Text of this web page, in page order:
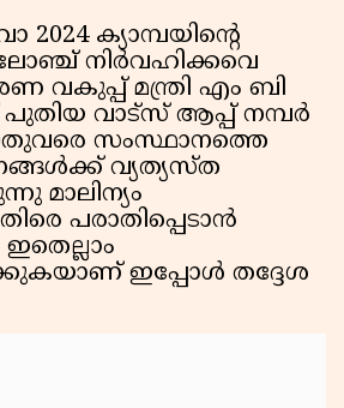
2024 ക്യാമ്പയിന്റെ
നിര്‍വഹിക്കവെ
വകുപ്പ് മന്ത്രി എം ബി
വാട്സ് ആപ്പ് നമ്പര്‍
ഇതുവരെ സംസ്ഥാനത്തെ
വ്യത്യസ്ത
മാലിന്യം
പരാതിപ്പെടാന്‍
ഇപ്പോള്‍ തദ്ദേശ